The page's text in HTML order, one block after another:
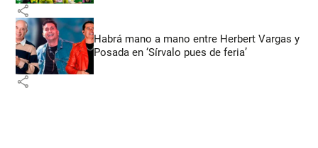
share
Habrá mano a mano entre Herbert Vargas y
Posada en ‘Sírvalo pues de feria’
share